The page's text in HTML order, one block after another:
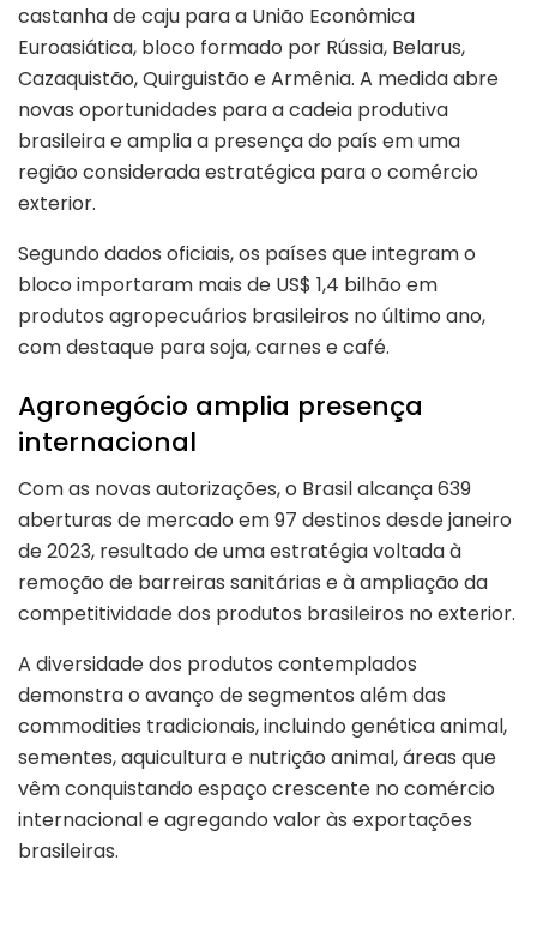
castanha de caju para a União Econômica
Euroasiática, bloco formado por Rússia, Belarus,
Cazaquistão, Quirguistão e Armênia. A medida abre
novas oportunidades para a cadeia produtiva
brasileira e amplia a presença do país em uma
região considerada estratégica para o comércio
exterior.
Segundo dados oficiais, os países que integram o
bloco importaram mais de US$ 1,4 bilhão em
produtos agropecuários brasileiros no último ano,
com destaque para soja, carnes e café.
Agronegócio amplia presença
internacional
Com as novas autorizações, o Brasil alcança 639
aberturas de mercado em 97 destinos desde janeiro
de 2023, resultado de uma estratégia voltada à
remoção de barreiras sanitárias e à ampliação da
competitividade dos produtos brasileiros no exterior.
A diversidade dos produtos contemplados
demonstra o avanço de segmentos além das
commodities tradicionais, incluindo genética animal,
sementes, aquicultura e nutrição animal, áreas que
vêm conquistando espaço crescente no comércio
internacional e agregando valor às exportações
brasileiras.